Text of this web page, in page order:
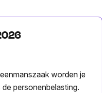
worden je
personenbelasting.